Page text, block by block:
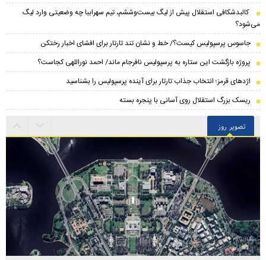
کالبدشکافی استقلال پیش از لیگ بیست‌و‌ششم، تیم سهراببا چه وضعیتی وارد لیگ
می‌شود؟
جاسوس پرسپولیس کیست؟/ خط و نشان تند تارتار برای افشای اخبار رختکن
پروژه بازگشت این ستاره به پرسپولیس نافرجام ماند/ احمد نوراللهی کجاست؟
اژدهای قرمز؛ انتخاب جذاب تارتار برای آینده پرسپولیس را بشناسید
ریسک بزرگ استقلال روی آسانی با پنجره بسته
تصویر روز